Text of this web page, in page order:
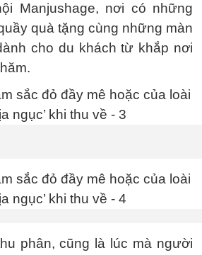
Manjushage, nơi có những
quà tặng cùng những màn
cho du khách từ khắp nơi
phân, cũng là lúc mà người